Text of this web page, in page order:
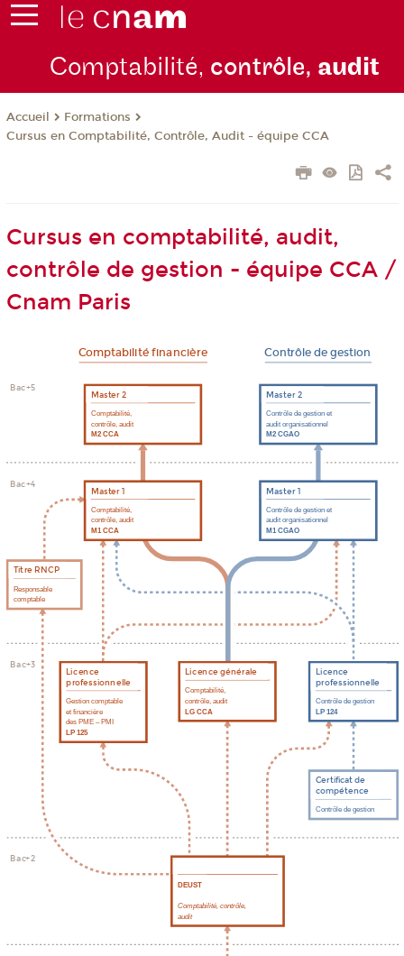
Comptabilité, contrôle, audit
Accueil
Formations
Cursus en Comptabilité, Contrôle, Audit - équipe CCA
Cursus en comptabilité, audit,
contrôle de gestion - équipe CCA /
Cnam Paris
Bac+2
Bac+3
Bac+4
Bac+5
DEUST
Comptabilité, contrôle,
audit
Contrôle de gestion
Certificat de
compétence
Contrôle de gestion
LP 124
Licence
professionnelle
Comptabilité,
contrôle, audit
LG CCA
Licence générale
Gestion comptable
et financière
des PME – PMI
LP 125
Licence
professionnelle
Responsable
comptable
Titre RNCP
Contrôle de gestion et
audit organisationnel
M1 CGAO
Master 1
Comptabilité,
contrôle, audit
M1 CCA
Master 1
Contrôle de gestion et
audit organisationnel
M2 CGAO
Master 2
Comptabilité,
contrôle, audit
M2 CCA
Master 2
Contrôle de gestion
Comptabilité financière